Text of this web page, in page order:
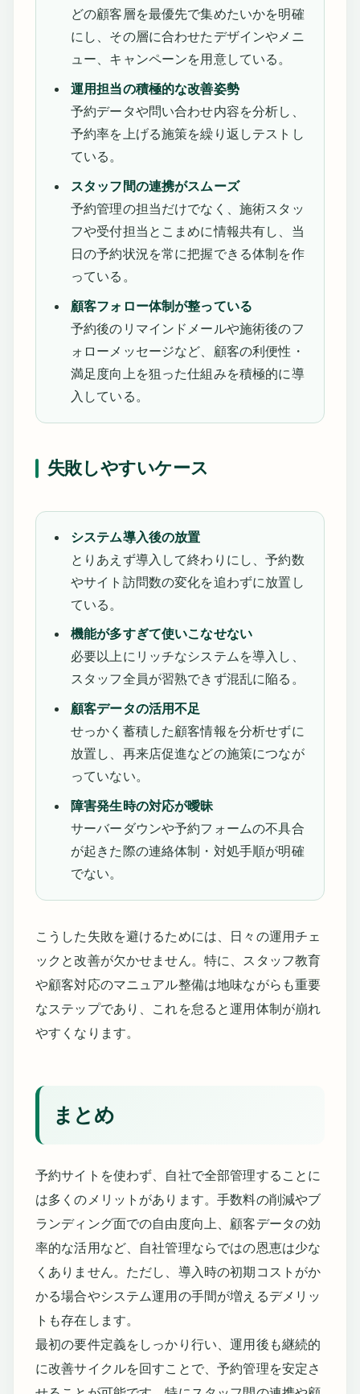
どの顧客層を最優先で集めたいかを明確
にし、その層に合わせたデザインやメニ
ュー、キャンペーンを用意している。
運用担当の積極的な改善姿勢
予約データや問い合わせ内容を分析し、
予約率を上げる施策を繰り返しテストし
ている。
スタッフ間の連携がスムーズ
予約管理の担当だけでなく、施術スタッ
フや受付担当とこまめに情報共有し、当
日の予約状況を常に把握できる体制を作
っている。
顧客フォロー体制が整っている
予約後のリマインドメールや施術後のフ
ォローメッセージなど、顧客の利便性・
満足度向上を狙った仕組みを積極的に導
入している。
失敗しやすいケース
システム導入後の放置
とりあえず導入して終わりにし、予約数
やサイト訪問数の変化を追わずに放置し
ている。
機能が多すぎて使いこなせない
必要以上にリッチなシステムを導入し、
スタッフ全員が習熟できず混乱に陥る。
顧客データの活用不足
せっかく蓄積した顧客情報を分析せずに
放置し、再来店促進などの施策につなが
っていない。
障害発生時の対応が曖昧
サーバーダウンや予約フォームの不具合
が起きた際の連絡体制・対処手順が明確
でない。
こうした失敗を避けるためには、日々の運用チェ
ックと改善が欠かせません。特に、スタッフ教育
や顧客対応のマニュアル整備は地味ながらも重要
なステップであり、これを怠ると運用体制が崩れ
やすくなります。
まとめ
予約サイトを使わず、自社で全部管理することに
は多くのメリットがあります。手数料の削減やブ
ランディング面での自由度向上、顧客データの効
率的な活用など、自社管理ならではの恩恵は少な
くありません。ただし、導入時の初期コストがか
かる場合やシステム運用の手間が増えるデメリッ
トも存在します。
最初の要件定義をしっかり行い、運用後も継続的
に改善サイクルを回すことで、予約管理を安定さ